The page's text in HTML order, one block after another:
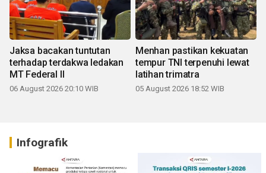
Jaksa bacakan tuntutan
terhadap terdakwa ledakan
MT Federal II
06 August 2026 20:10 WIB
Menhan pastikan kekuatan
tempur TNI terpenuhi lewat
latihan trimatra
05 August 2026 18:52 WIB
Infografik